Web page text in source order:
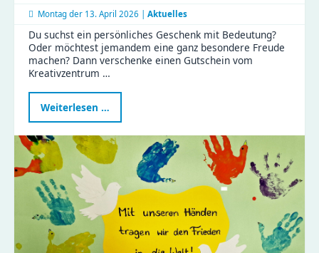
Montag der 13. April 2026 | Aktuelles
Du suchst ein persönliches Geschenk mit Bedeutung?
Oder möchtest jemandem eine ganz besondere Freude
machen? Dann verschenke einen Gutschein vom
Kreativzentrum …
Weiterlesen …
verschenken:
Gutscheine
fürs
Kreativzentrum
Chemnitz
jetzt
sichern